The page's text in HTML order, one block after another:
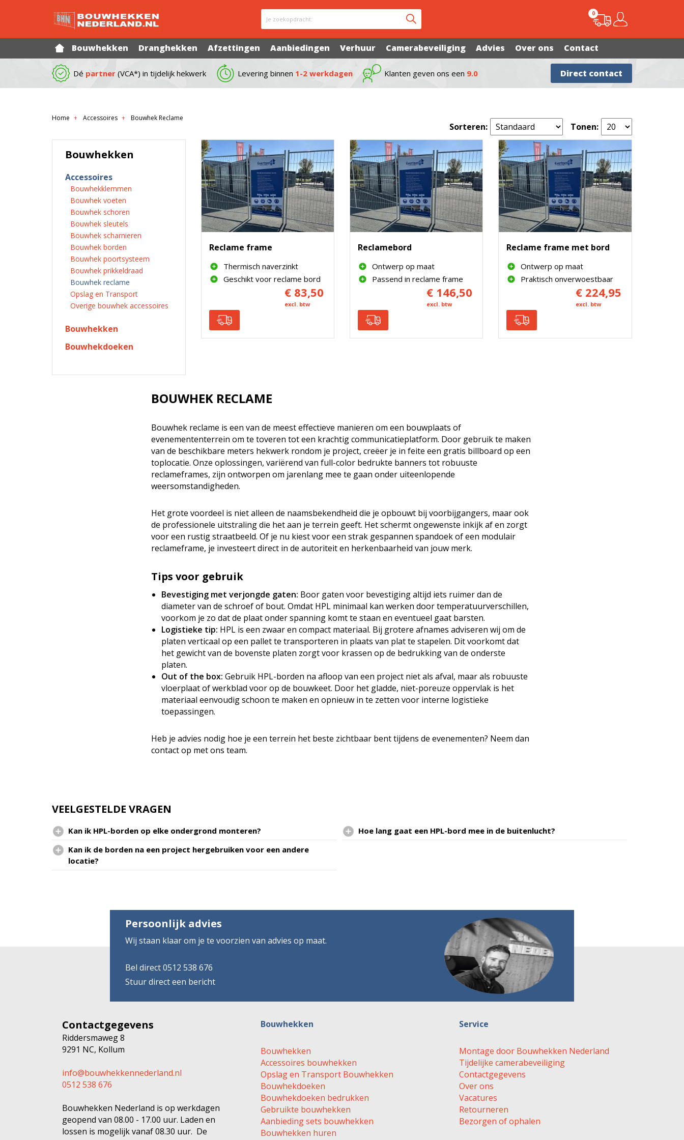
Je zoekopdracht:
0
Bouwhekken Dranghekken Afzettingen Aanbiedingen Verhuur Camerabeveiliging Advies Over ons Contact
Dé partner (VCA*) in tijdelijk hekwerk Levering binnen 1-2 werkdagen Klanten geven ons een 9.0 Direct contact
Home Accessoires Bouwhek Reclame
Sorteren: Tonen:
Reclame frame
€ 83,50
excl. btw
Thermisch naverzinkt
Geschikt voor reclame bord
Reclamebord
€ 146,50
excl. btw
Ontwerp op maat
Passend in reclame frame
Reclame frame met bord
€ 224,95
excl. btw
Ontwerp op maat
Praktisch onverwoestbaar
Bouwhekken
Bouwhekken
Accessoires
Bouwhekklemmen
Bouwhek voeten
Bouwhek schoren
Bouwhek sleutels
Bouwhek scharnieren
Bouwhek borden
Bouwhek poortsysteem
Bouwhek prikkeldraad
Bouwhek reclame
Opslag en Transport
Overige bouwhek accessoires
Bouwhekdoeken
BOUWHEK RECLAME
Bouwhek reclame is een van de meest effectieve manieren om een bouwplaats of
evenemententerrein om te toveren tot een krachtig communicatieplatform. Door gebruik te maken
van de beschikbare meters hekwerk rondom je project, creëer je in feite een gratis billboard op een
toplocatie. Onze oplossingen, variërend van full-color bedrukte banners tot robuuste
reclameframes, zijn ontworpen om jarenlang mee te gaan onder uiteenlopende
weersomstandigheden.
Het grote voordeel is niet alleen de naamsbekendheid die je opbouwt bij voorbijgangers, maar ook
de professionele uitstraling die het aan je terrein geeft. Het schermt ongewenste inkijk af en zorgt
voor een rustig straatbeeld. Of je nu kiest voor een strak gespannen spandoek of een modulair
reclameframe, je investeert direct in de autoriteit en herkenbaarheid van jouw merk.
Tips voor gebruik
Bevestiging met verjongde gaten: Boor gaten voor bevestiging altijd iets ruimer dan de
diameter van de schroef of bout. Omdat HPL minimaal kan werken door temperatuurverschillen,
voorkom je zo dat de plaat onder spanning komt te staan en eventueel gaat barsten.
Logistieke tip: HPL is een zwaar en compact materiaal. Bij grotere afnames adviseren wij om de
platen verticaal op een pallet te transporteren in plaats van plat te stapelen. Dit voorkomt dat
het gewicht van de bovenste platen zorgt voor krassen op de bedrukking van de onderste
platen.
Out of the box: Gebruik HPL-borden na afloop van een project niet als afval, maar als robuuste
vloerplaat of werkblad voor op de bouwkeet. Door het gladde, niet-poreuze oppervlak is het
materiaal eenvoudig schoon te maken en opnieuw in te zetten voor interne logistieke
toepassingen.
Heb je advies nodig hoe je een terrein het beste zichtbaar bent tijdens de evenementen? Neem dan
contact op met ons team.
VEELGESTELDE VRAGEN
Kan ik HPL-borden op elke ondergrond monteren?
Hoe lang gaat een HPL-bord mee in de buitenlucht?
Kan ik de borden na een project hergebruiken voor een andere
locatie?
Persoonlijk advies
Wij staan klaar om je te voorzien van advies op maat.
Bel direct 0512 538 676
Stuur direct een bericht
Contactgegevens
Riddersmaweg 8
9291 NC, Kollum
info@bouwhekkennederland.nl
0512 538 676
Bouwhekken Nederland is op werkdagen
geopend van 08.00 - 17.00 uur. Laden en
lossen is mogelijk vanaf 08.30 uur. De
Bouwhekken
Bouwhekken
Accessoires bouwhekken
Opslag en Transport Bouwhekken
Bouwhekdoeken
Bouwhekdoeken bedrukken
Gebruikte bouwhekken
Aanbieding sets bouwhekken
Bouwhekken huren
Service
Montage door Bouwhekken Nederland
Tijdelijke camerabeveiliging
Contactgegevens
Over ons
Vacatures
Retourneren
Bezorgen of ophalen